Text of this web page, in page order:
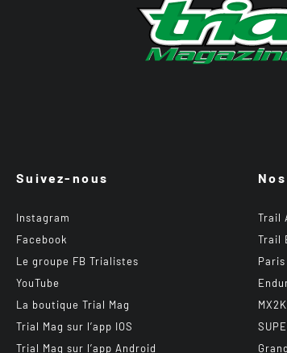
Suivez-nous
Instagram
Facebook
Le groupe FB Trialistes
YouTube
La boutique Trial Mag
Trial Mag sur l’app IOS
Trial Mag sur l’app Android
Trail
Trail